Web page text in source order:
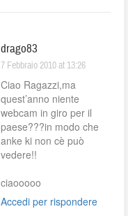
drago83
7 Febbraio 2010 at 13:26
Ciao Ragazzi,ma
quest’anno niente
webcam in giro per il
paese???in modo che
anke ki non cè può
vedere!!
ciaooooo
Accedi per rispondere